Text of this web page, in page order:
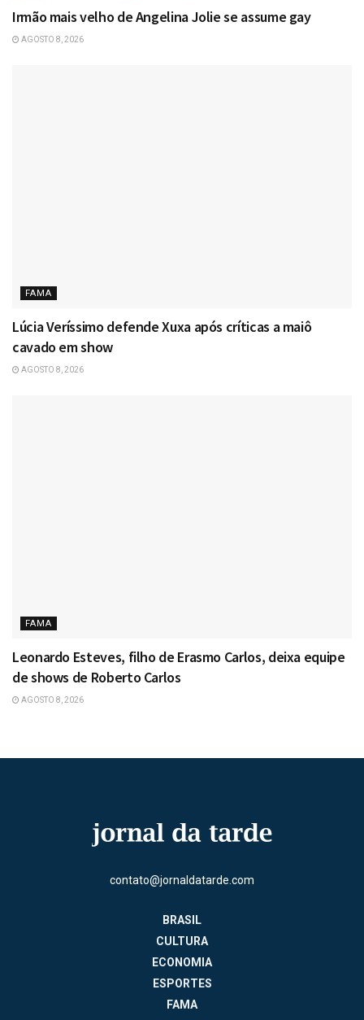
Irmão mais velho de Angelina Jolie se assume gay
AGOSTO 8, 2026
FAMA
Lúcia Veríssimo defende Xuxa após críticas a maiô
cavado em show
AGOSTO 8, 2026
FAMA
Leonardo Esteves, filho de Erasmo Carlos, deixa equipe
de shows de Roberto Carlos
AGOSTO 8, 2026
contato@jornaldatarde.com
BRASIL
CULTURA
ECONOMIA
ESPORTES
FAMA